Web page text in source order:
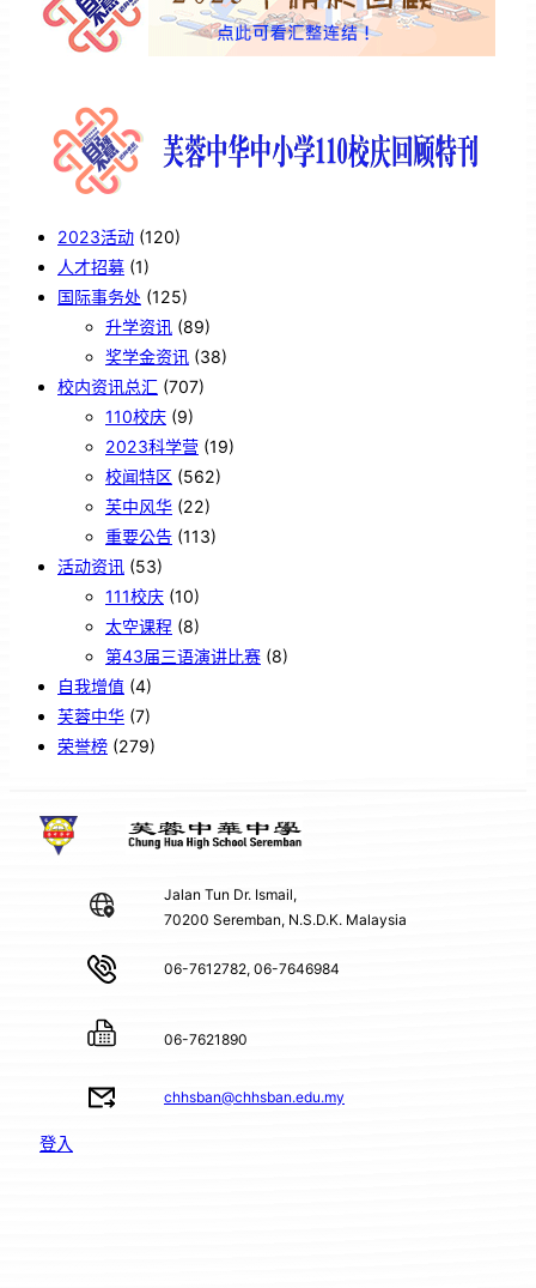
2023活动 (120)
人才招募 (1)
国际事务处 (125)
升学资讯 (89)
奖学金资讯 (38)
校内资讯总汇 (707)
110校庆 (9)
2023科学营 (19)
校闻特区 (562)
芙中风华 (22)
重要公告 (113)
活动资讯 (53)
111校庆 (10)
太空课程 (8)
第43届三语演讲比赛 (8)
自我增值 (4)
芙蓉中华 (7)
荣誉榜 (279)
Jalan Tun Dr. Ismail,
70200 Seremban, N.S.D.K. Malaysia
06-7612782, 06-7646984
06-7621890
chhsban@chhsban.edu.my
登入